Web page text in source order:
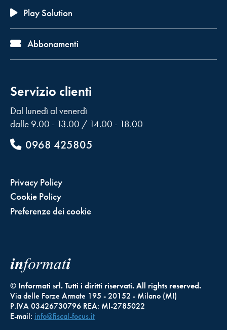
Play Solution
Abbonamenti
Servizio clienti
Dal lunedì al venerdì
dalle 9.00 - 13.00 / 14.00 - 18.00
0968 425805
Privacy Policy
Cookie Policy
Preferenze dei cookie
© Informati srl. Tutti i diritti riservati. All rights reserved.
Via delle Forze Armate 195 - 20152 - Milano (MI)
P.IVA 03426730796 REA: MI-2785022
E-mail: info@fiscal-focus.it